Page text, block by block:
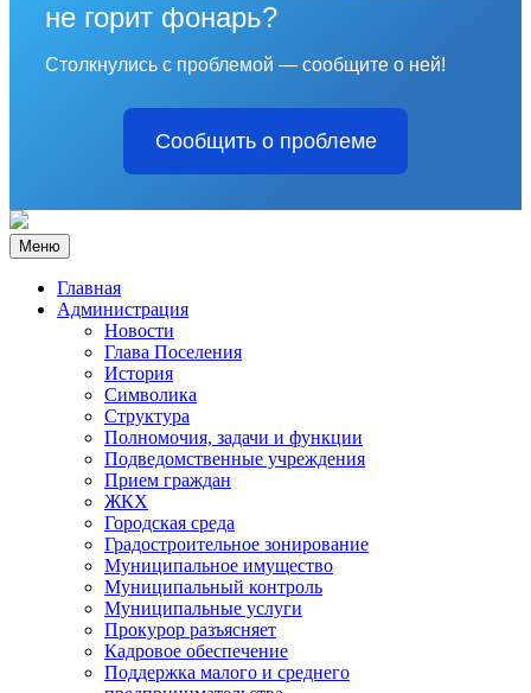
не горит фонарь?
Столкнулись с проблемой — сообщите о ней!
Сообщить о проблеме
Меню
Главная
Администрация
Новости
Глава Поселения
История
Символика
Структура
Полномочия, задачи и функции
Подведомственные учреждения
Прием граждан
ЖКХ
Городская среда
Градостроительное зонирование
Муниципальное имущество
Муниципальный контроль
Муниципальные услуги
Прокурор разъясняет
Кадровое обеспечение
Поддержка малого и среднего